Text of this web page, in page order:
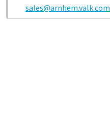
sales@arnhem.valk.com